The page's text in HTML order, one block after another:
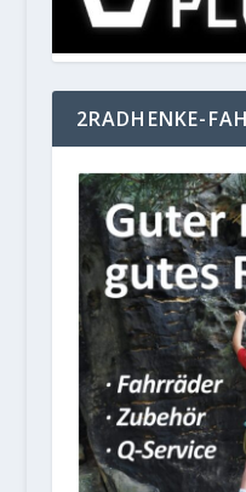
2RADHENKE-